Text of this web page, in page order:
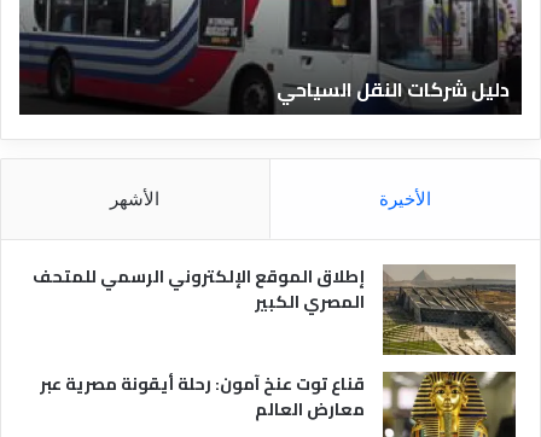
ك
ا
ت
ل
ن
ق
ل
س
ح
ي
دليل شركات النقل السياحي
ا
ر
الأخيرة الأشهر
إطلاق الموقع الإلكتروني الرسمي للمتحف
المصري الكبير
قناع توت عنخ آمون: رحلة أيقونة مصرية عبر
معارض العالم